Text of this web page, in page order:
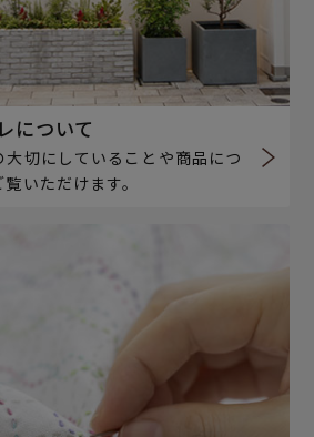
について
切にしていることや商品につ
いただけます。